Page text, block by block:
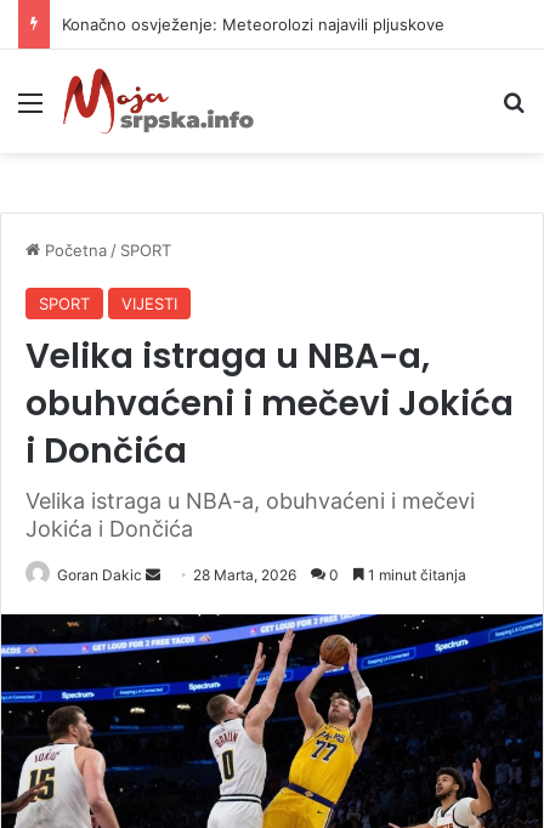
Konačno osvježenje: Meteorolozi najavili pljuskove
Meni
Početna / SPORT
SPORT VIJESTI
Velika istraga u NBA-a,
obuhvaćeni i mečevi Jokića
i Dončića
Velika istraga u NBA-a, obuhvaćeni i mečevi
Jokića i Dončića
Goran Dakic
n
a
n
28 Marta, 2026 0 1 minut čitanja